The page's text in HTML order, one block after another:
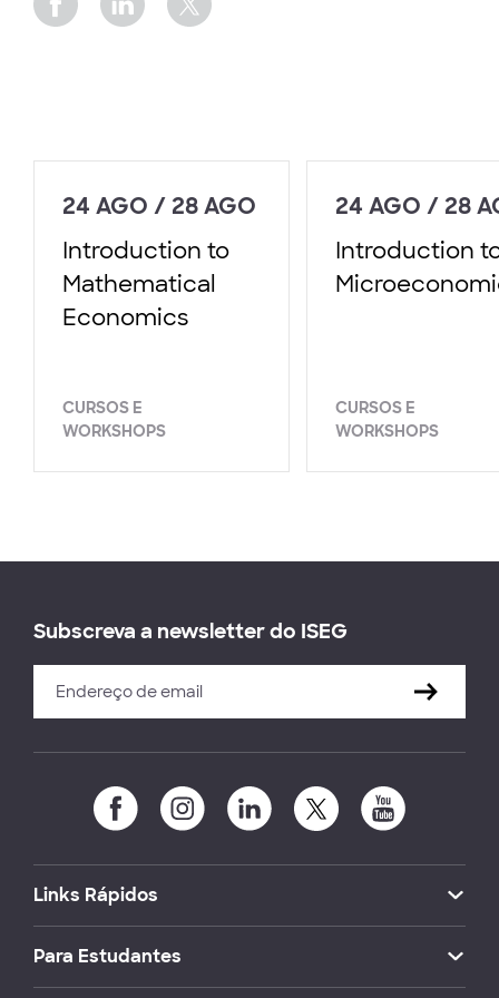
24 AGO / 28 AGO
Introduction to
Mathematical
Economics
CURSOS E
WORKSHOPS
24 AGO / 28
Introduction
CURSOS E
WORKSHOPS
Subscreva a newsletter do ISEG
Links Rápidos
Para Estudantes